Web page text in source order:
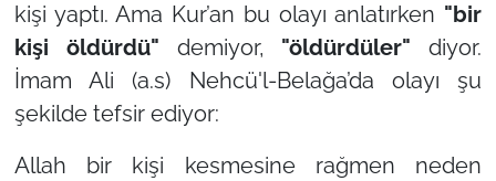
kişi yaptı. Ama Kur’an bu olayı anlatırken "bir
kişi öldürdü" demiyor, "öldürdüler" diyor.
İmam Ali (a.s) Nehcü'l-Belağa’da olayı şu
şekilde tefsir ediyor:
Allah bir kişi kesmesine rağmen neden